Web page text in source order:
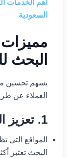
أهم الخدمات
السعودية
البحث
يسهم تحسين
العملاء عن
1. تعزيز الثقة والمصداقية
المواقع التي
البحث تعتبر